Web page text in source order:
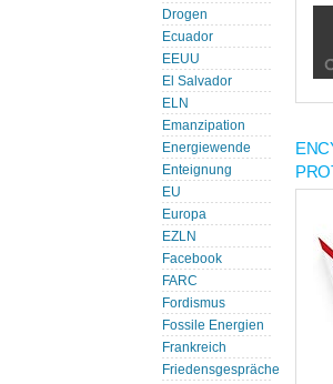
Drogen
Ecuador
EEUU
El Salvador
ELN
Emanzipation
Energiewende
Enteignung
EU
Europa
EZLN
Facebook
FARC
Fordismus
Fossile Energien
Frankreich
Friedensgespräche